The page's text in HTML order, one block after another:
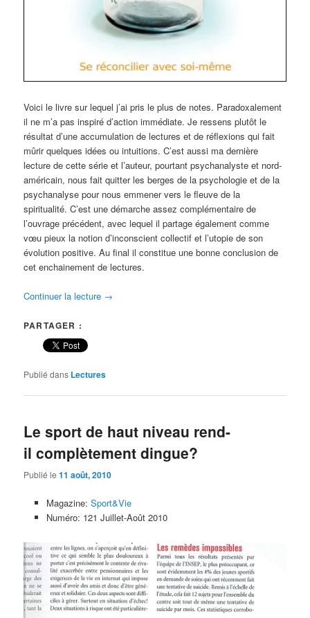
Voici le livre sur lequel j’ai pris le plus de notes. Paradoxalement
il ne m’a pas inspiré d’action immédiate. Je ressens plutôt le
résultat d’une accumulation de lectures et de réflexions qui fait
mûrir quelques idées ou intuitions. C’est aussi ma dernière
lecture de cette série et l’auteur, pourtant psychanalyste et nord-
américain, nous fait quitter les berges de la psychologie et de la
psychanalyse pour nous emmener vers le fleuve de la
spiritualité. C’est une démarche assez complémentaire de
l’ouvrage précédent, avec lequel il partage également comme
vœu pieux la notion d’inconscient collectif et l’utopie de son
évolution positive. Au final il constitue une bonne conclusion de
cet enchainement de lectures.
Continuer la lecture →
PARTAGER :
Publié dans Lectures
Le sport de haut niveau rend-
il complètement dingue?
Publié le11 août, 2010
Magazine: Sport&Vie
Numéro: 121 Juillet-Août 2010